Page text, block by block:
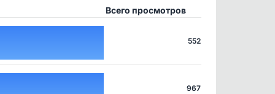
Всего просмотров
552
967